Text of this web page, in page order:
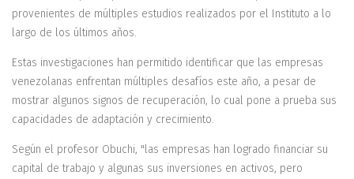
provenientes de múltiples estudios realizados por el Instituto a lo
largo de los últimos años.
Estas investigaciones han permitido identificar que las empresas
venezolanas enfrentan múltiples desafíos este año, a pesar de
mostrar algunos signos de recuperación, lo cual pone a prueba sus
capacidades de adaptación y crecimiento.
Según el profesor Obuchi, "las empresas han logrado financiar su
capital de trabajo y algunas sus inversiones en activos, pero